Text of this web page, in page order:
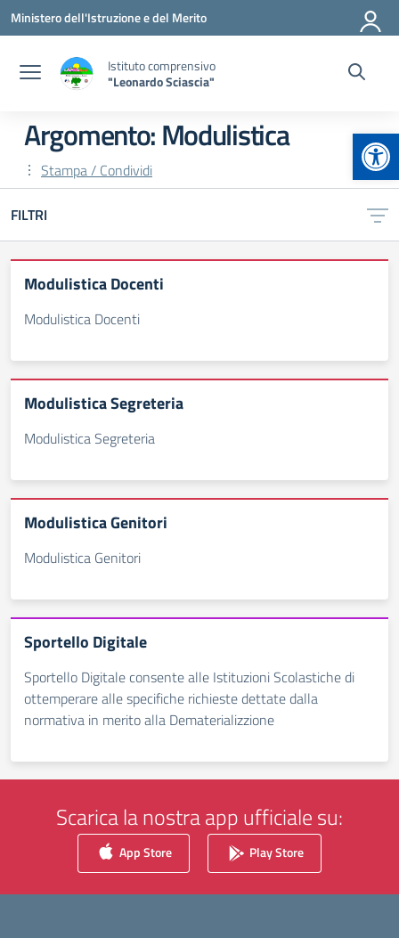
Vai ai contenuti
Vai al menu di navigazione
Vai al footer
Ministero dell'Istruzione e del Merito
Istituto comprensivo
"Leonardo Sciascia"
Argomento: Modulistica
Stampa / Condividi
FILTRI
Modulistica Docenti
Modulistica Docenti
Modulistica Segreteria
Modulistica Segreteria
Modulistica Genitori
Modulistica Genitori
Sportello Digitale
Sportello Digitale consente alle Istituzioni Scolastiche di
ottemperare alle specifiche richieste dettate dalla
normativa in merito alla Dematerializzione
Scarica la nostra app ufficiale su:
App Store Play Store